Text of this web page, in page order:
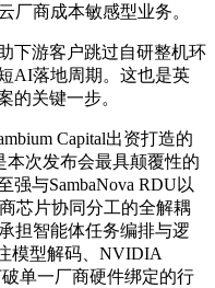
厂商成本敏感型业务。
下游客户跳过自研整机环
AI落地周期。这也是英
的关键一步。
Capital出资打造的
本次发布会最具颠覆性的
与SambaNova RDU以
芯片协同分工的全解耦
担智能体任务编排与逻
模型解码、NVIDIA
单一厂商硬件绑定的行